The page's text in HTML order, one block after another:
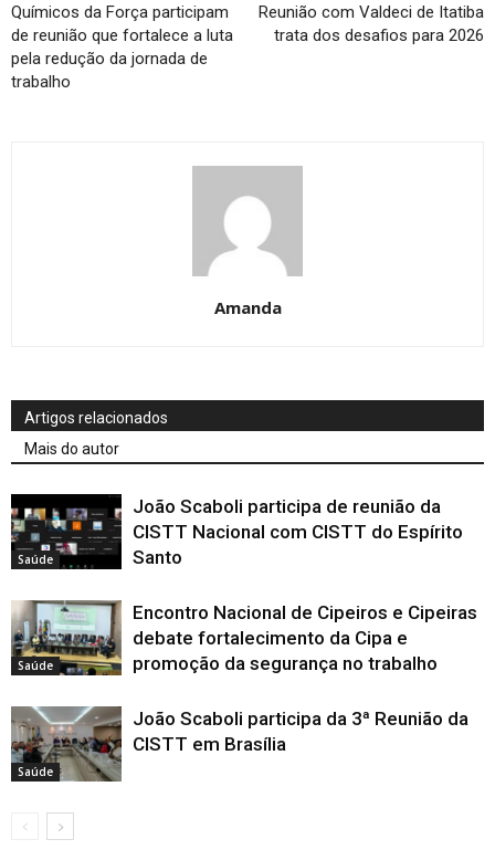
Químicos da Força participam
de reunião que fortalece a luta
pela redução da jornada de
trabalho
Reunião com Valdeci de Itatiba
trata dos desafios para 2026
Amanda
Artigos relacionados
Mais do autor
Saúde
João Scaboli participa de reunião da
CISTT Nacional com CISTT do Espírito
Santo
Saúde
Encontro Nacional de Cipeiros e Cipeiras
debate fortalecimento da Cipa e
promoção da segurança no trabalho
Saúde
João Scaboli participa da 3ª Reunião da
CISTT em Brasília